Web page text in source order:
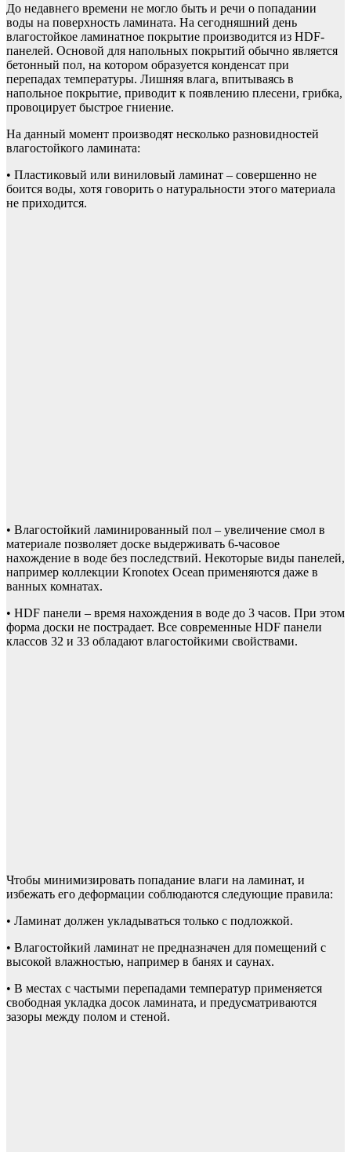
До недавнего времени не могло быть и речи о попадании
воды на поверхность ламината. На сегодняшний день
влагостойкое ламинатное покрытие производится из HDF-
панелей. Основой для напольных покрытий обычно является
бетонный пол, на котором образуется конденсат при
перепадах температуры. Лишняя влага, впитываясь в
напольное покрытие, приводит к появлению плесени, грибка,
провоцирует быстрое гниение.
На данный момент производят несколько разновидностей
влагостойкого ламината:
• Пластиковый или виниловый ламинат – совершенно не
боится воды, хотя говорить о натуральности этого материала
не приходится.
• Влагостойкий ламинированный пол – увеличение смол в
материале позволяет доске выдерживать 6-часовое
нахождение в воде без последствий. Некоторые виды панелей,
например коллекции Kronotex Ocean применяются даже в
ванных комнатах.
• HDF панели – время нахождения в воде до 3 часов. При этом
форма доски не пострадает. Все современные HDF панели
классов 32 и 33 обладают влагостойкими свойствами.
Чтобы минимизировать попадание влаги на ламинат, и
избежать его деформации соблюдаются следующие правила:
• Ламинат должен укладываться только с подложкой.
• Влагостойкий ламинат не предназначен для помещений с
высокой влажностью, например в банях и саунах.
• В местах с частыми перепадами температур применяется
свободная укладка досок ламината, и предусматриваются
зазоры между полом и стеной.